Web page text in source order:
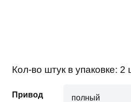
Кол-во штук в упаковке: 2
Привод